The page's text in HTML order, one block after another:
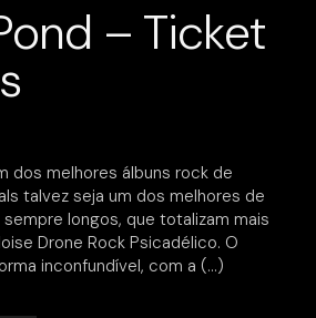
– Ticket
dos melhores álbuns rock de
talvez seja um dos melhores de
longos, que totalizam mais
Drone Rock Psicadélico. O
inconfundível, com a